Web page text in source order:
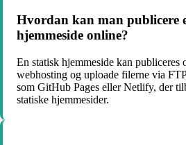
Hvordan kan man publicere
hjemmeside online?
En statisk hjemmeside kan publiceres
webhosting og uploade filerne via
som GitHub Pages eller Netlify, der
statiske hjemmesider.